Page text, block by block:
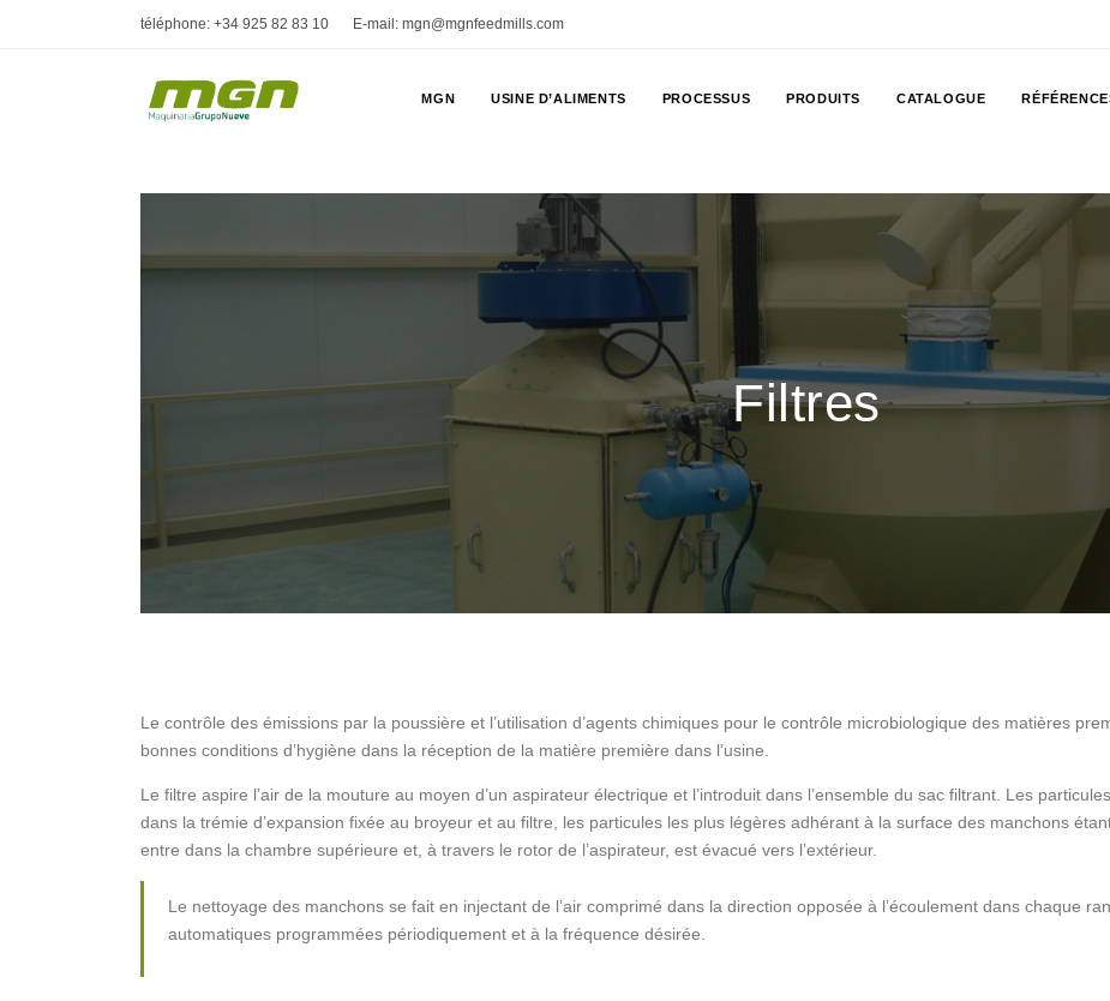
téléphone: +34 925 82 83 10 E-mail: mgn@mgnfeedmills.com
MGN USINE D’ALIMENTS PROCESSUS PRODUITS CATALOGUE
Filtres
Le contrôle des émissions par la poussière et l’utilisation d’agents chimiques pour le contrôle microbiologique des matières
bonnes conditions d’hygiène dans la réception de la matière première dans l’usine.
Le filtre aspire l’air de la mouture au moyen d’un aspirateur électrique et l’introduit dans l’ensemble du sac filtrant. Les
dans la trémie d’expansion fixée au broyeur et au filtre, les particules les plus légères adhérant à la surface des manchons
entre dans la chambre supérieure et, à travers le rotor de l’aspirateur, est évacué vers l’extérieur.
Le nettoyage des manchons se fait en injectant de l’air comprimé dans la direction opposée à l’écoulement dans chaque
automatiques programmées périodiquement et à la fréquence désirée.